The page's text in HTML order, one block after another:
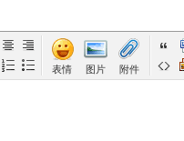
› ›
表情 图片 附件